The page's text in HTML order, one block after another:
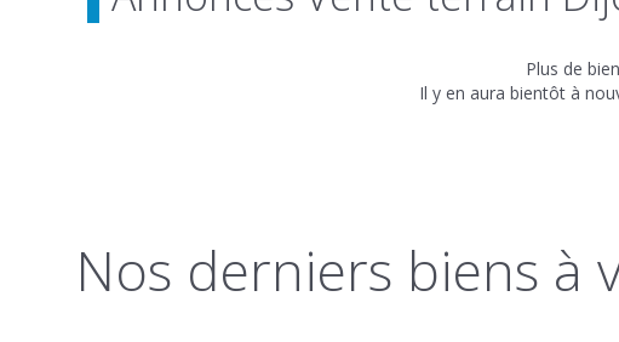
Plus de
Il y en aura bientôt à
Nos derniers biens